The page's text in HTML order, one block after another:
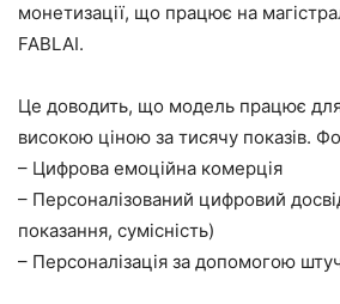
монетизації, що працює на
FABLAI.
Це доводить, що модель працює для
високою ціною за тисячу показів.
– Цифрова емоційна комерція
– Персоналізований цифровий
показання, сумісність)
– Персоналізація за допомогою